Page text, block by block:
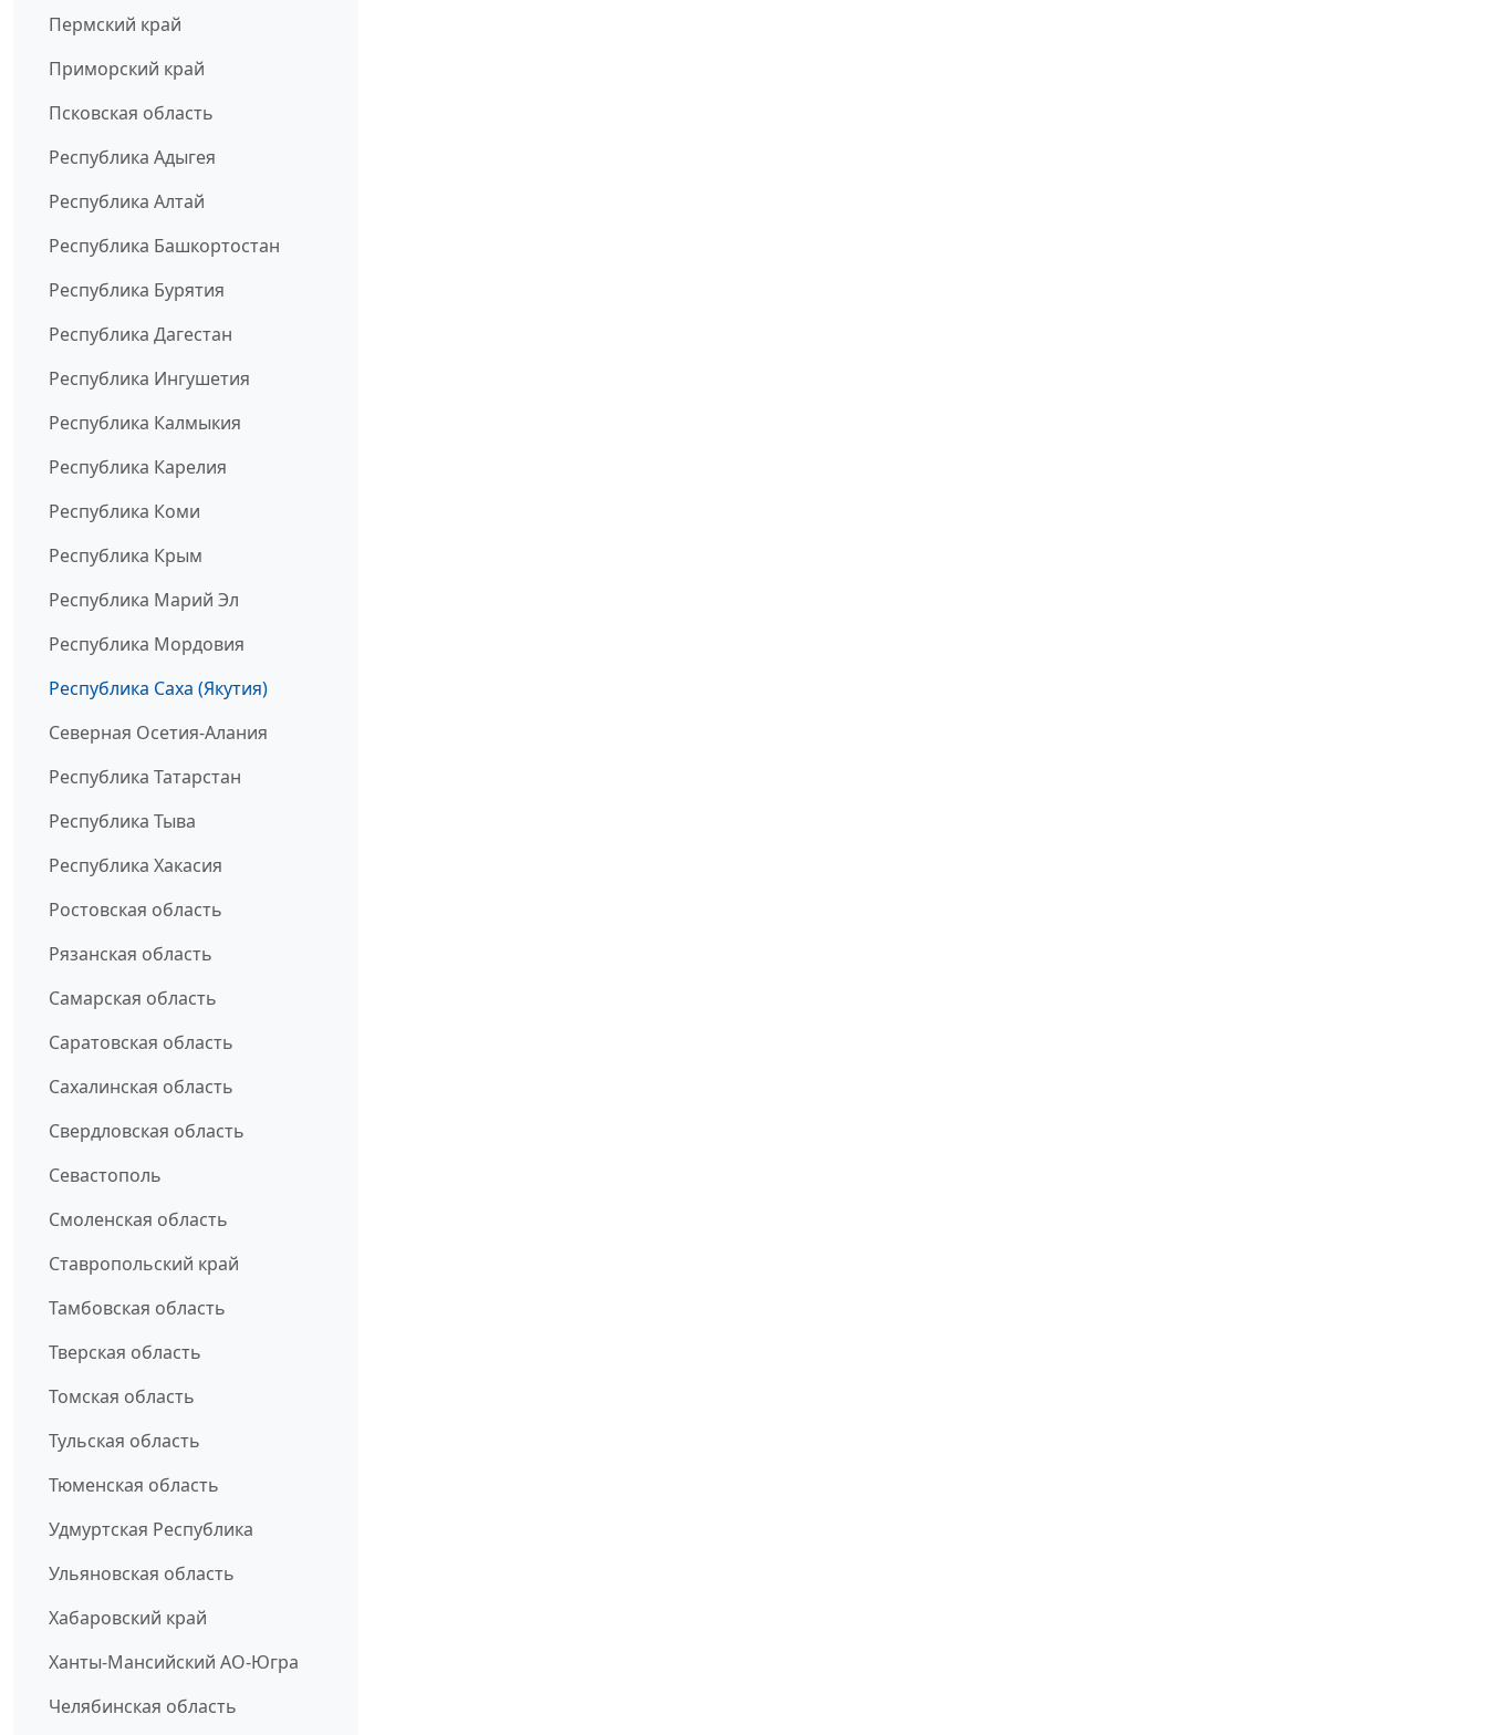
Пермский край
Приморский край
Псковская область
Республика Адыгея
Республика Алтай
Республика Башкортостан
Республика Бурятия
Республика Дагестан
Республика Ингушетия
Республика Калмыкия
Республика Карелия
Республика Коми
Республика Крым
Республика Марий Эл
Республика Мордовия
Республика Саха (Якутия)
Северная Осетия-Алания
Республика Татарстан
Республика Тыва
Республика Хакасия
Ростовская область
Рязанская область
Самарская область
Саратовская область
Сахалинская область
Свердловская область
Севастополь
Смоленская область
Ставропольский край
Тамбовская область
Тверская область
Томская область
Тульская область
Тюменская область
Удмуртская Республика
Ульяновская область
Хабаровский край
Ханты-Мансийский АО-Югра
Челябинская область